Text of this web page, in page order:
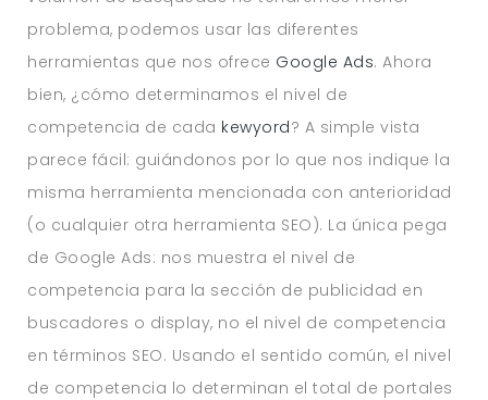
problema, podemos usar las diferentes
herramientas que nos ofrece Google Ads. Ahora
bien, ¿cómo determinamos el nivel de
competencia de cada kewyord? A simple vista
parece fácil: guiándonos por lo que nos indique la
misma herramienta mencionada con anterioridad
(o cualquier otra herramienta SEO). La única pega
de Google Ads: nos muestra el nivel de
competencia para la sección de publicidad en
buscadores o display, no el nivel de competencia
en términos SEO. Usando el sentido común, el nivel
de competencia lo determinan el total de portales